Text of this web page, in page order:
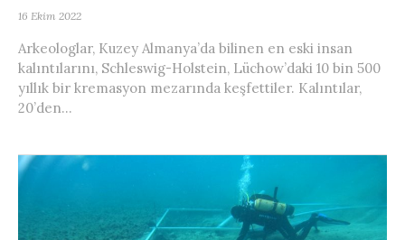
16 Ekim 2022
Arkeologlar, Kuzey Almanya’da bilinen en eski insan
kalıntılarını, Schleswig-Holstein, Lüchow’daki 10 bin 500
yıllık bir kremasyon mezarında keşfettiler. Kalıntılar,
20’den...